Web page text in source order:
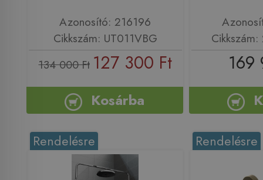
Azonosító: 216196
Cikkszám: UT011VBG
134 000 Ft 127 300 Ft
Kosárba
169
Rendelésre Rendelésre